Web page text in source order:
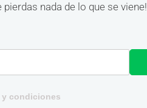
pierdas nada de lo que se viene!
y condiciones